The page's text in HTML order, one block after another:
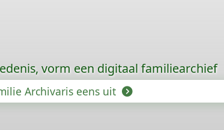
vorm een digitaal familiearchief
Archivaris eens uit